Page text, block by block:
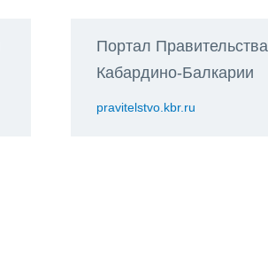
Портал Правительства
Кабардино-Балкарии
pravitelstvo.kbr.ru